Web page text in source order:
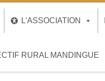
L'ASSOCIATION
RURAL MANDINGUE